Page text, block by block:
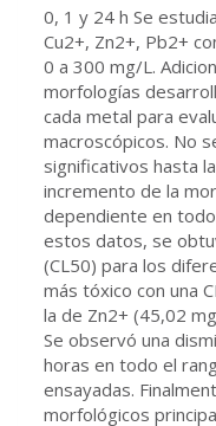
0, 1 y 24 h Se
Cu2+, Zn2+, Pb2+
0 a 300 mg/L.
morfologías
cada metal para
macroscópicos. No
significativos hasta
incremento de la
dependiente en
estos datos, se
(CL50) para los
más tóxico con una
la de Zn2+ (45,02
Se observó una
horas en todo el
ensayadas.
morfológicos